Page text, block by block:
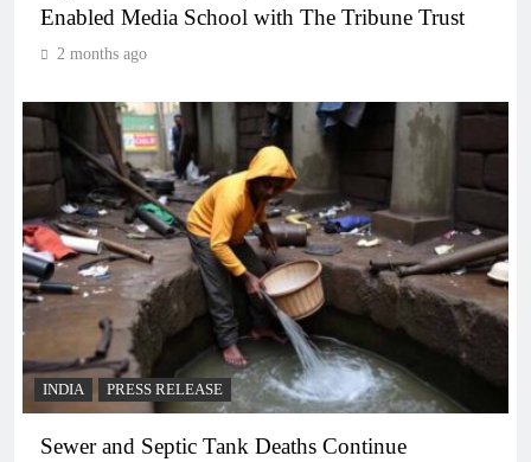
Enabled Media School with The Tribune Trust
2 months ago
INDIA PRESS RELEASE
Sewer and Septic Tank Deaths Continue